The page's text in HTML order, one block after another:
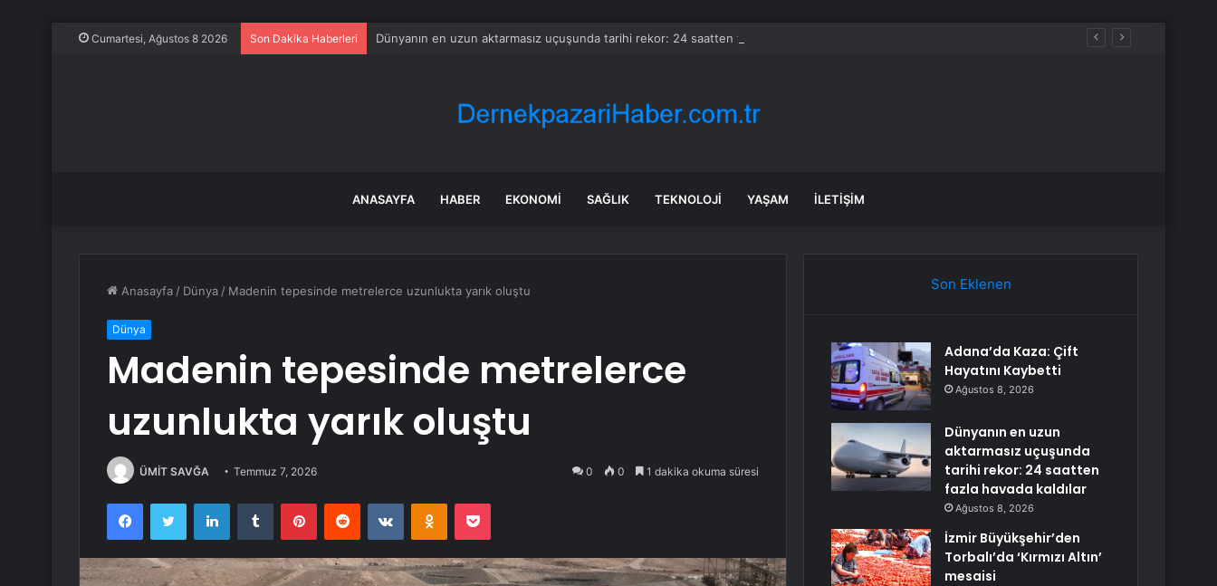
Cumartesi, Ağustos 8 2026 Son Dakika Haberleri Dünyanın en uzun aktarmasız uçuşunda tarihi rekor: 24 saatten fazla havada kaldılar
ANASAYFA HABER EKONOMI SAĞLIK TEKNOLOJI YAŞAM İLETIŞIM
Anasayfa / Dünya / Madenin tepesinde metrelerce uzunlukta yarık oluştu
Dünya
Madenin tepesinde metrelerce
uzunlukta yarık oluştu
ÜMİT SAVĞA Temmuz 7, 2026 0 0 1 dakika okuma süresi
FacebookTwitter LinkedInTumblr PinterestReddit VKontakteOdnoklassniki
Pocket
Son Eklenen
Adana’da Kaza: Çift
Hayatını Kaybetti
Ağustos 8, 2026
Dünyanın en uzun
aktarmasız uçuşunda
tarihi rekor: 24 saatten
fazla havada kaldılar
Ağustos 8, 2026
İzmir Büyükşehir’den
Torbalı’da ‘Kırmızı Altın’
mesaisi